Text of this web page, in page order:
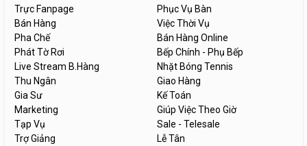
Trực Fanpage
Phục Vụ Bàn
Bán Hàng
Việc Thời Vụ
Pha Chế
Bán Hàng Online
Phát Tờ Rơi
Bếp Chính - Phụ Bếp
Live Stream B.Hàng
Nhặt Bóng Tennis
Thu Ngân
Giao Hàng
Gia Sư
Kế Toán
Marketing
Giúp Việc Theo Giờ
Tạp Vụ
Sale - Telesale
Trợ Giảng
Lễ Tân